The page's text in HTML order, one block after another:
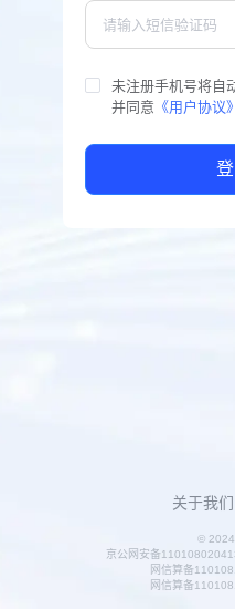
未注册手机号将自
并同意 《用户协议》
关于我们
©
京公网安备
网信算备
网信算备